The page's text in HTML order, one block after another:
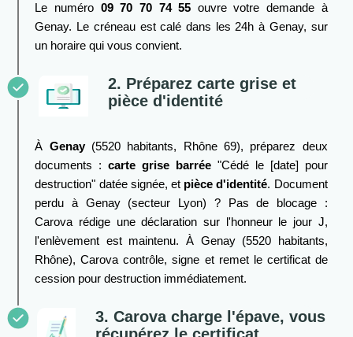
Le numéro 09 70 70 74 55 ouvre votre demande à
Genay. Le créneau est calé dans les 24h à Genay, sur
un horaire qui vous convient.
2. Préparez carte grise et
pièce d'identité
À Genay(5520 habitants, Rhône 69), préparez deux
documents :carte grise barrée "Cédé le [date] pour
destruction" datée signée, et pièce d'identité. Document
perdu à Genay (secteur Lyon) ? Pas de blocage :
Carova rédige une déclaration sur l'honneur le jour J,
l'enlèvement est maintenu. À Genay (5520 habitants,
Rhône), Carova contrôle, signe et remet le certificat de
cession pour destruction immédiatement.
3. Carova charge l'épave, vous